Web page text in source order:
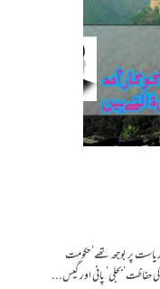
پر بوجھ تھے‘ حکومت
حفاظت‘ بجلی‘ پانی اور گیس...